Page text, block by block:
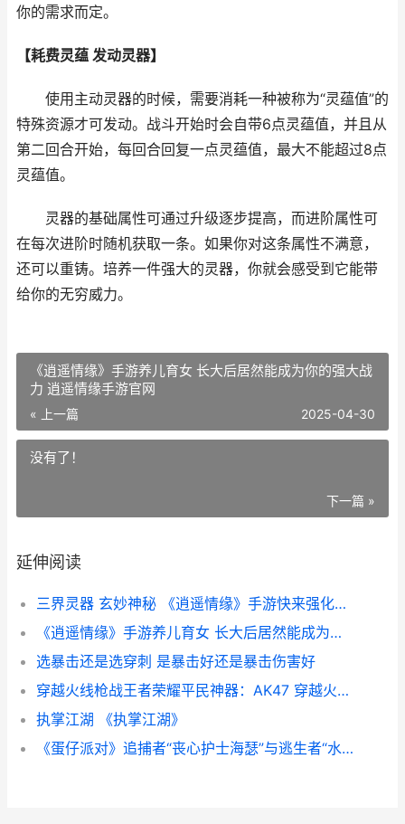
你的需求而定。
【耗费灵蕴 发动灵器】
使用主动灵器的时候，需要消耗一种被称为“灵蕴值”的
特殊资源才可发动。战斗开始时会自带6点灵蕴值，并且从
第二回合开始，每回合回复一点灵蕴值，最大不能超过8点
灵蕴值。
灵器的基础属性可通过升级逐步提高，而进阶属性可
在每次进阶时随机获取一条。如果你对这条属性不满意，
还可以重铸。培养一件强大的灵器，你就会感受到它能带
给你的无穷威力。
《逍遥情缘》手游养儿育女 长大后居然能成为你的强大战
力 逍遥情缘手游官网
« 上一篇 2025-04-30
没有了！
下一篇 »
延伸阅读
三界灵器 玄妙神秘 《逍遥情缘》手游快来强化你的灵器法宝吧 三界玄天
《逍遥情缘》手游养儿育女 长大后居然能成为你的强大战力 逍遥情缘手游官网
选暴击还是选穿刺 是暴击好还是暴击伤害好
穿越火线枪战王者荣耀平民神器：AK47 穿越火线枪战王者小程序
执掌江湖 《执掌江湖》
《蛋仔派对》追捕者“丧心护士海瑟”与逃生者“水鬼·伊文”即将加入 蛋仔派对追捕者海瑟头像